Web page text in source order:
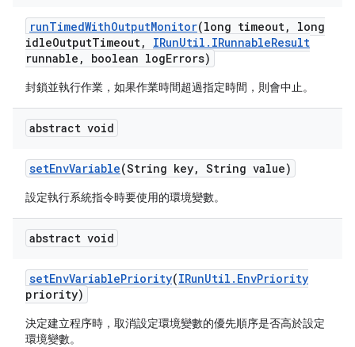
runTimedWithOutputMonitor(long timeout,
long
idleOutputTimeout, IRunUtil . IRunnableResult
runnable , boolean logErrors)
封鎖並執行作業，如果作業時間超過指定時間，則會中止。
abstract void
setEnvVariable(String key, String value)
設定執行系統指令時要使用的環境變數。
abstract void
setEnvVariablePriority(IRunUtil . EnvPriority
priority)
決定建立程序時，取消設定環境變數的優先順序是否高於設定
環境變數。